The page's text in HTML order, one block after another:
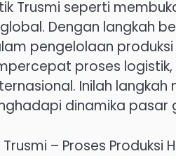
Trusmi seperti
Dengan langkah
pengelolaan
proses
Inilah
dinamika pasar
– Proses Produksi